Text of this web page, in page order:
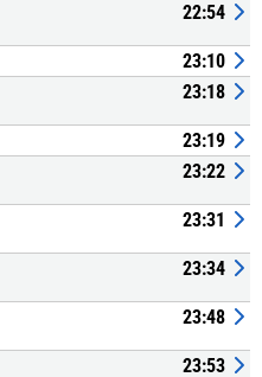
22:54
23:10
23:18
23:19
23:22
23:31
23:34
23:48
23:53